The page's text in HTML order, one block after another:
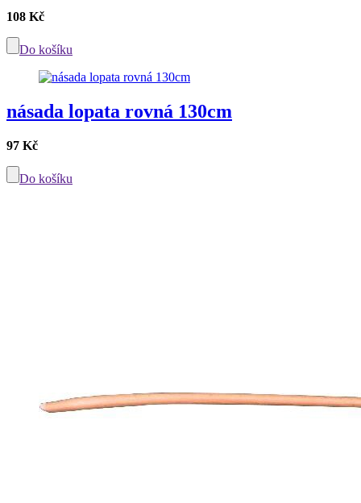
108 Kč
Do košíku
násada lopata rovná 130cm
97 Kč
Do košíku